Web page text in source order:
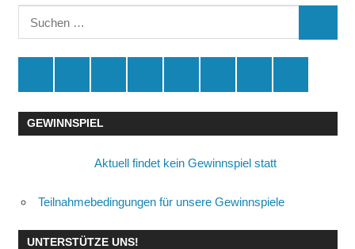
nach:
GEWINNSPIEL
Aktuell findet kein Gewinnspiel statt
Teilnahmebedingungen für unsere Gewinnspiele
UNTERSTÜTZE UNS!